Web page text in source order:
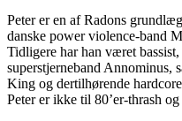
Peter er en af Radons
danske power violence-band
Tidligere har han været
superstjerneband Annominus,
King og dertilhørende
Peter er ikke til 80’er-thrash